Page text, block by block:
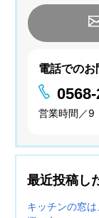
電話での
営業時間／9
最近投稿し
キッチンの窓